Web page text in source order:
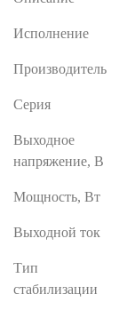
Исполнение
Производитель
Серия
Выходное
напряжение, В
Мощность, Вт
Выходной ток
Тип
стабилизации